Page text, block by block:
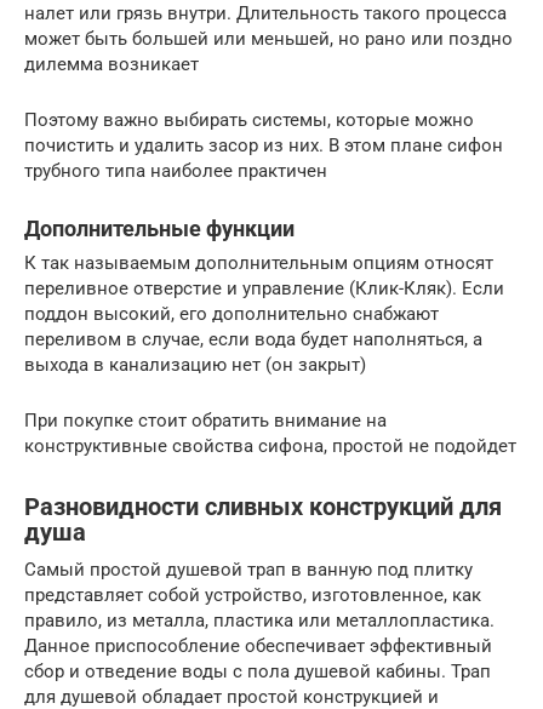
налет или грязь внутри. Длительность такого процесса
может быть большей или меньшей, но рано или поздно
дилемма возникает
Поэтому важно выбирать системы, которые можно
почистить и удалить засор из них. В этом плане сифон
трубного типа наиболее практичен
Дополнительные функции
К так называемым дополнительным опциям относят
переливное отверстие и управление (Клик-Кляк). Если
поддон высокий, его дополнительно снабжают
переливом в случае, если вода будет наполняться, а
выхода в канализацию нет (он закрыт)
При покупке стоит обратить внимание на
конструктивные свойства сифона, простой не подойдет
Разновидности сливных конструкций для
душа
Самый простой душевой трап в ванную под плитку
представляет собой устройство, изготовленное, как
правило, из металла, пластика или металлопластика.
Данное приспособление обеспечивает эффективный
сбор и отведение воды с пола душевой кабины. Трап
для душевой обладает простой конструкцией и